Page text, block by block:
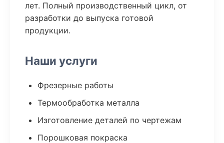
лет. Полный производственный цикл, от
разработки до выпуска готовой
продукции.
Наши услуги
Фрезерные работы
Термообработка металла
Изготовление деталей по чертежам
Порошковая покраска